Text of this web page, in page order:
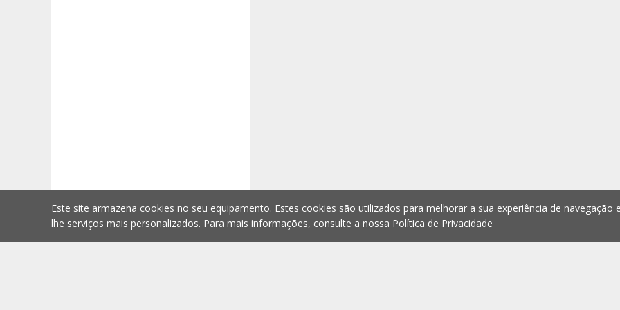
Este site armazena cookies no seu equipamento. Estes cookies são utilizados para melhorar a sua experiência de navegação
lhe serviços mais personalizados. Para mais informações, consulte a nossa Política de Privacidade